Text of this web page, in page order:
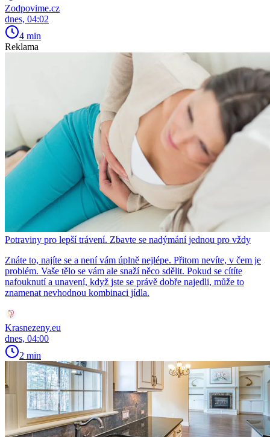
Zodpovime.cz
dnes, 04:02
4 min
Reklama
Potraviny pro lepší trávení. Zbavte se nadýmání jednou pro vždy
Znáte to, najíte se a není vám úplně nejlépe. Přitom nevíte, v čem je
problém. Vaše tělo se vám ale snaží něco sdělit. Pokud se cítíte
nafouknutí a unavení, když jste se právě dobře najedli, může to
znamenat nevhodnou kombinaci jídla.
Krasnezeny.eu
dnes, 04:00
2 min